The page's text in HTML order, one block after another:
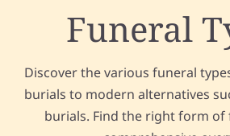
Funeral
Discover the various funeral
burials to modern alternatives
burials. Find the right form